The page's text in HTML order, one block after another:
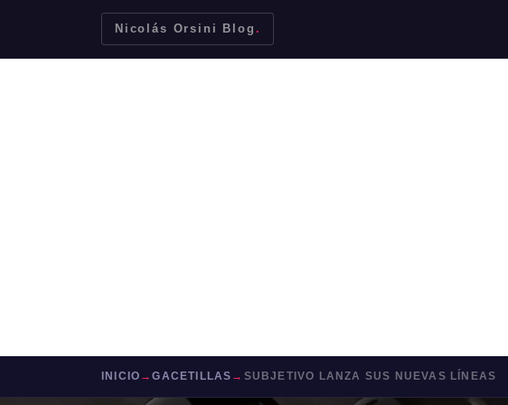
Nicolás Orsini Blog .
INICIO →GACETILLAS → SUBJETIVO LANZA SUS NUEVAS LÍNEAS